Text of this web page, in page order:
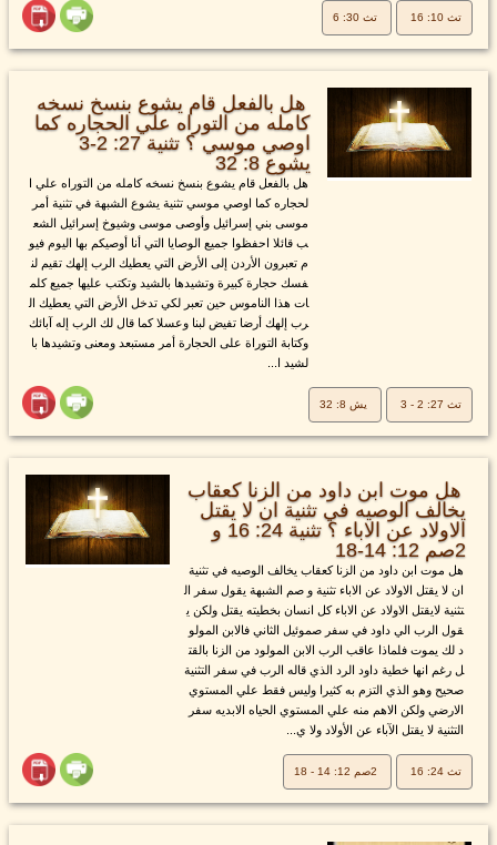
تث 10: 16 تث 30: 6
هل بالفعل قام يشوع بنسخ نسخه
كامله من التوراه علي الحجاره كما
اوصي موسي ؟ تثنية 27: 2-3
يشوع 8: 32
هل بالفعل قام يشوع بنسخ نسخه كامله من التوراه علي ا
لحجاره كما اوصي موسي تثنية يشوع الشبهة في تثنية أمر
موسى بني إسرائيل وأوصى موسى وشيوخ إسرائيل الشع
ب قائلا احفظوا جميع الوصايا التي أنا أوصيكم بها اليوم فيو
م تعبرون الأردن إلى الأرض التي يعطيك الرب إلهك تقيم لن
فسك حجارة كبيرة وتشيدها بالشيد وتكتب عليها جميع كلم
ات هذا الناموس حين تعبر لكي تدخل الأرض التي يعطيك ال
رب إلهك أرضا تفيض لبنا وعسلا كما قال لك الرب إله آبائك
وكتابة التوراة على الحجارة أمر مستبعد ومعنى وتشيدها با
لشيد ا...
تث 27: 2 - 3 يش 8: 32
هل موت ابن داود من الزنا كعقاب
يخالف الوصيه في تثنية ان لا يقتل
الاولاد عن الاباء ؟ تثنية 24: 16 و
2صم 12: 14-18
هل موت ابن داود من الزنا كعقاب يخالف الوصيه في تثنية
ان لا يقتل الاولاد عن الاباء تثنية و صم الشبهة يقول سفر ال
تثنية لايقتل الاولاد عن الاباء كل انسان بخطيته يقتل ولكن ي
قول الرب الي داود في سفر صموئيل الثاني فالابن المولو
د لك يموت فلماذا عاقب الرب الابن المولود من الزنا بالقت
ل رغم انها خطية داود الرد الذي قاله الرب في سفر التثنية
صحيح وهو الذي التزم به كثيرا وليس فقط علي المستوي
الارضي ولكن الاهم منه علي المستوي الحياه الابديه سفر
التثنية لا يقتل الآباء عن الأولاد ولا ي...
تث 24: 16